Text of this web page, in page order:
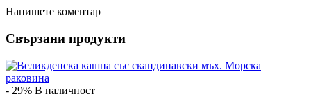
Напишете коментар
Свързани продукти
- 29% В наличност